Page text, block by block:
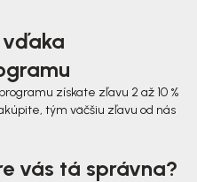
vďaka
získate zľavu 2 až 10 %
tým väčšiu zľavu od nás
vás tá správna?